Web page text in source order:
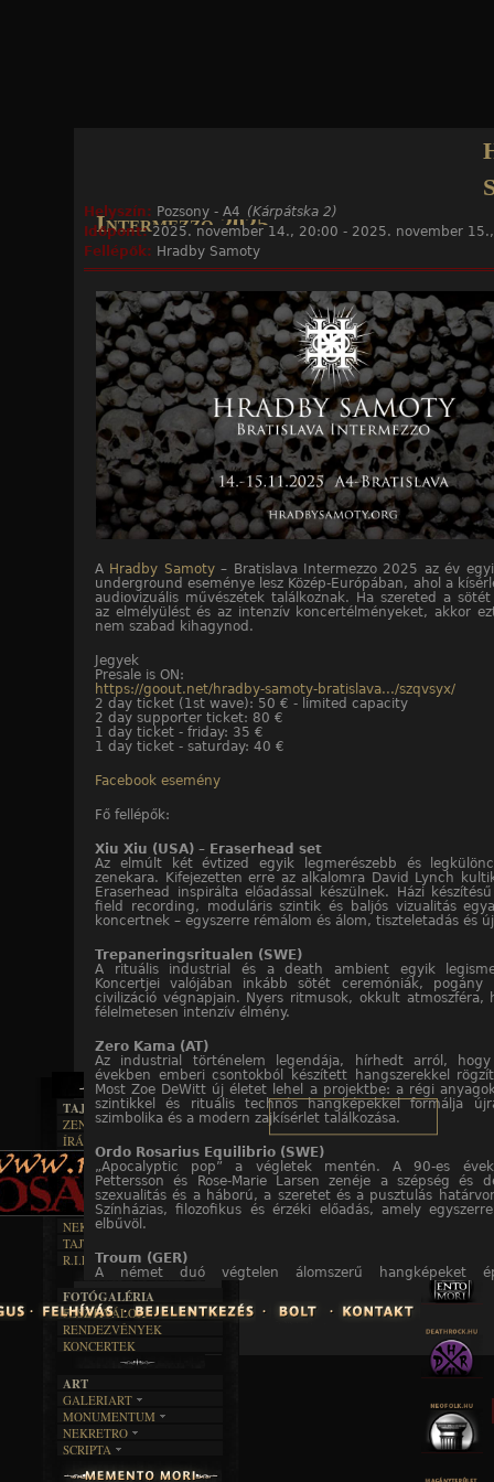
Intermezzo 2025
Helyszín: Pozsony - A4 (Kárpátska 2)
Időpont:2025. november 14., 20:00 - 2025. november
Fellépők: Hradby Samoty
A Hradby Samoty– Bratislava Intermezzo 2025 az év
underground eseménye lesz Közép-Európában, ahol a
audiovizuális művészetek találkoznak. Ha szereted a
az elmélyülést és az intenzív koncertélményeket, akkor
nem szabad kihagynod.
Jegyek
Presale is ON:
https://goout.net/hradby-samoty-bratislava.../szqvsyx/
2 day ticket (1st wave): 50 € - limited capacity
2 day supporter ticket: 80 €
1 day ticket - friday: 35 €
1 day ticket - saturday: 40 €
Facebook esemény
Fő fellépők:
Xiu Xiu (USA) – Eraserhead set
Az elmúlt két évtized egyik legmerészebb és
zenekara. Kifejezetten erre az alkalomra David Lynch
Eraserhead inspirálta előadással készülnek. Házi
field recording, moduláris szintik és baljós vizualitás
koncertnek – egyszerre rémálom és álom, tiszteletadás és
Trepaneringsritualen (SWE)
A rituális industrial és a death ambient egyik
Koncertjei valójában inkább sötét ceremóniák, pogány
civilizáció végnapjain. Nyers ritmusok, okkult atmoszféra,
félelmetesen intenzív élmény.
Zero Kama (AT)
Az industrial történelem legendája, hírhedt arról,
években emberi csontokból készített hangszerekkel
Most Zoe DeWitt új életet lehel a projektbe: a régi
szintikkel és rituális technós hangképekkel formálja
szimbolika és a modern zajkísérlet találkozása.
Ordo Rosarius Equilibrio (SWE)
„Apocalyptic pop” a végletek mentén. A 90-es
Pettersson és Rose-Marie Larsen zenéje a szépség és
szexualitás és a háború, a szeretet és a pusztulás
Színházias, filozofikus és érzéki előadás, amely
elbűvöl.
Troum (GER)
A német duó végtelen álomszerű hangképeket
tangóharmonikából, gongokból és más akusztikus
számítógép és sampler nélkül. Koncertjeik a tudatalatti
utazások, hipnotikus és rituális hangélmények.
Inade (GER)
Az európai dark ambient úttörői, akik „hang-
munkájukra. Mítoszok, kozmológia és okkult dimenziók
monumentális drone-ok és szellemszerű hangok által.
egyszerre nyugtalanítóak és transzcendensek.
African Imperial Wizard (Angola)
Az angolai polgárháború utáni traumából született
ritmusok, ipari ütemek és militáns energia egyesül, hogy
TAJTÉKOS LAPOK
ZENE
EGYÜTTESEK
INTERJÚK
FORDÍTÁSOK
DALSZÖVEGEK
ÍRÁSOK
IRODALOM
FILM
MŰVÉSZET
ÍRÁSTÖRTÉNET
BOSZORKÁNYKONYHA
FEKETE HUMOR
KÉPES
SZÖVEGES
RENDEZVÉNYEK
NEKROMANTIKA
AKTUÁLIS
A MÚLT
TAJTÉKOS NAPOK
R.I.P.
FOTÓGALÉRIA
FESZTIVÁLOK
RENDEZVÉNYEK
KONCERTEK
ART
GALERIART
ARTGALERI
KÉPREGÉNYEK
LAKÁSKULTS
MONUMENTUM
TEMETŐK
TEMPLOMOK
VÁRAK
NEKRETRO
SZUBKULT
FEKETE LYUK
SCRIPTA
NOVELLÁK